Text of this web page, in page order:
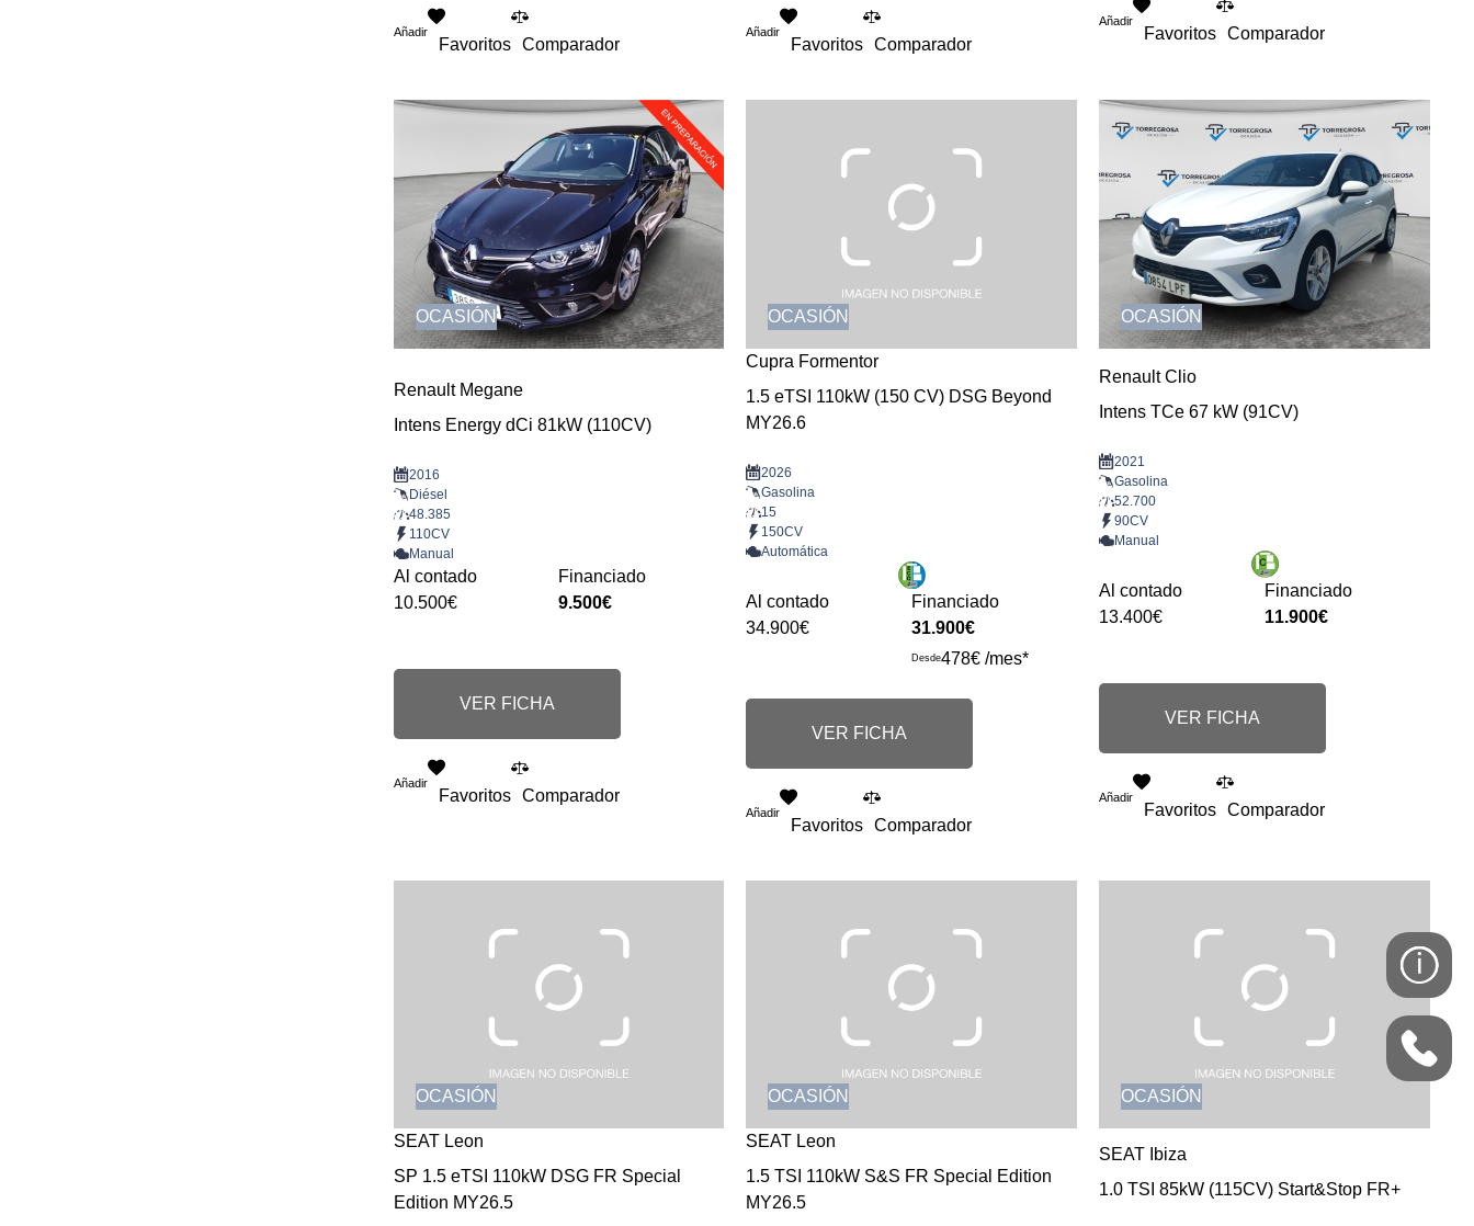
Añadir
Favoritos Comparador
Añadir
Favoritos Comparador
Añadir
Favoritos Comparador
OCASIÓN
Renault Megane
Intens Energy dCi 81kW (110CV)
2016
Diésel
48.385
110CV
Manual
Al contado
10.500€
Financiado
9.500€
VER FICHA
Añadir
Favoritos Comparador
OCASIÓN
Cupra Formentor
1.5 eTSI 110kW (150 CV) DSG Beyond
MY26.6
2026
Gasolina
15
150CV
Automática
Al contado
34.900€
Financiado
31.900€
Desde478€ /mes*
VER FICHA
Añadir
Favoritos Comparador
OCASIÓN
Renault Clio
Intens TCe 67 kW (91CV)
2021
Gasolina
52.700
90CV
Manual
Al contado
13.400€
Financiado
11.900€
VER FICHA
Añadir
Favoritos Comparador
OCASIÓN
SEAT Leon
SP 1.5 eTSI 110kW DSG FR Special
Edition MY26.5
OCASIÓN
SEAT Leon
1.5 TSI 110kW S&S FR Special Edition
MY26.5
OCASIÓN
SEAT Ibiza
1.0 TSI 85kW (115CV) Start&Stop FR+